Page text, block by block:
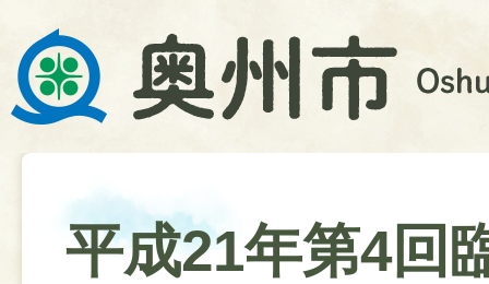
平成21年第4回